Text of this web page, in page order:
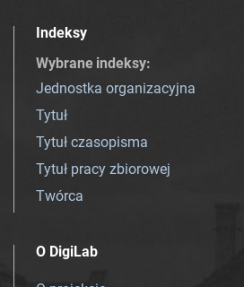
Indeksy
Wybrane indeksy:
Jednostka organizacyjna
Tytuł
Tytuł czasopisma
Tytuł pracy zbiorowej
Twórca
O DigiLab